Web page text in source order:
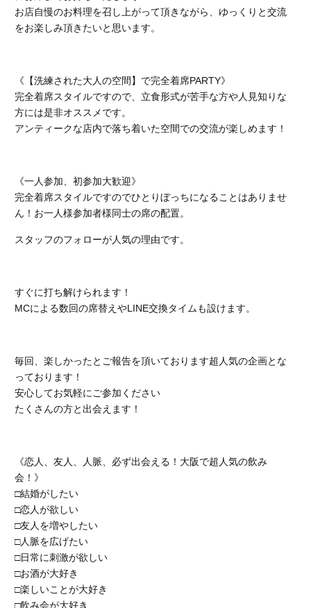
お店自慢のお料理を召し上がって頂きながら、ゆっくりと交流
をお楽しみ頂きたいと思います。
《【洗練された大人の空間】で完全着席PARTY》
完全着席スタイルですので、立食形式が苦手な方や人見知りな
方には是非オススメです。
アンティークな店内で落ち着いた空間での交流が楽しめます！
《一人参加、初参加大歓迎》
完全着席スタイルですのでひとりぼっちになることはありませ
ん！お一人様参加者様同士の席の配置。
スタッフのフォローが人気の理由です。
すぐに打ち解けられます！
MCによる数回の席替えやLINE交換タイムも設けます。
毎回、楽しかったとご報告を頂いております超人気の企画とな
っております！
安心してお気軽にご参加ください
たくさんの方と出会えます！
《恋人、友人、人脈、必ず出会える！大阪で超人気の飲み
会！》
□結婚がしたい
□恋人が欲しい
□友人を増やしたい
□人脈を広げたい
□日常に刺激が欲しい
□お酒が大好き
□楽しいことが大好き
□飲み会が大好き